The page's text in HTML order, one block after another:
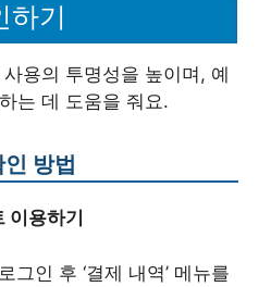
하기
용의 투명성을 높이며, 예
는 데 도움을 줘요.
방법
이용하기
그인 후 ‘결제 내역’ 메뉴를